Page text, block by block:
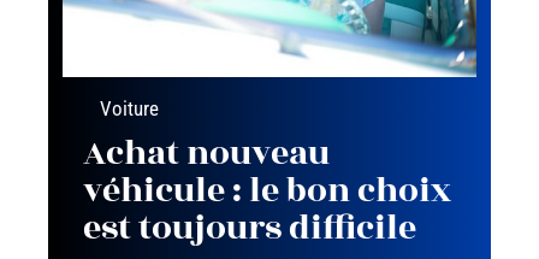
Voiture
Achat nouveau
véhicule : le bon choix
est toujours difficile